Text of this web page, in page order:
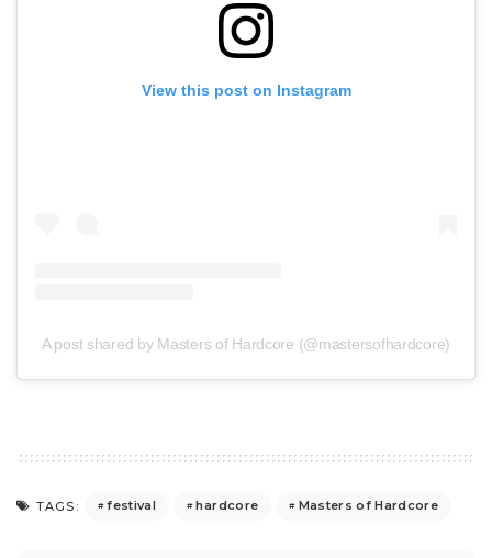
View this post on Instagram
A post shared by Masters of Hardcore (@mastersofhardcore)
TAGS: festival hardcore Masters of Hardcore